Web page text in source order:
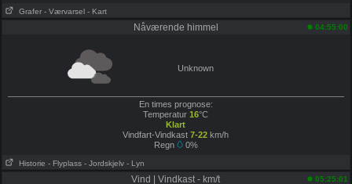
Grafer - Værvarsel - Kart
Nåværende himmel 04:55:00
Unknown
En times prognose:
Temperatur16°C
Klart
Vindfart-Vindkast 7-22 km/h
Regn
0%
Historie - Flyplass - Jordskjelv - Lyn
Vind | Vindkast - km/t 05:25:01